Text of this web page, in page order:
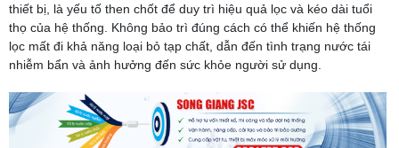
thiết bị, là yếu tố then chốt để duy trì hiệu quả lọc và kéo dài tuổi
thọ của hệ thống. Không bảo trì đúng cách có thể khiến hệ thống
lọc mất đi khả năng loại bỏ tạp chất, dẫn đến tình trạng nước tái
nhiễm bẩn và ảnh hưởng đến sức khỏe người sử dụng.